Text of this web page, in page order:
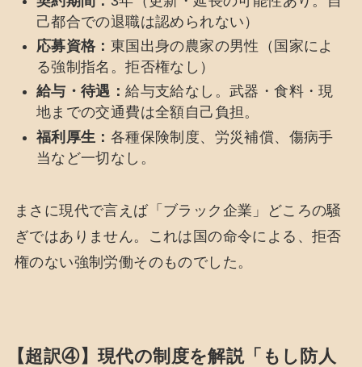
己都合での退職は認められない）
応募資格： 東国出身の農家の男性（国家によ
る強制指名。拒否権なし）
給与・待遇：給与支給なし。武器・食料・現
地までの交通費は全額自己負担。
福利厚生： 各種保険制度、労災補償、傷病手
当など一切なし。
まさに現代で言えば「ブラック企業」どころの騒
ぎではありません。これは国の命令による、拒否
権のない強制労働そのものでした。
【超訳④】現代の制度を解説「もし防人